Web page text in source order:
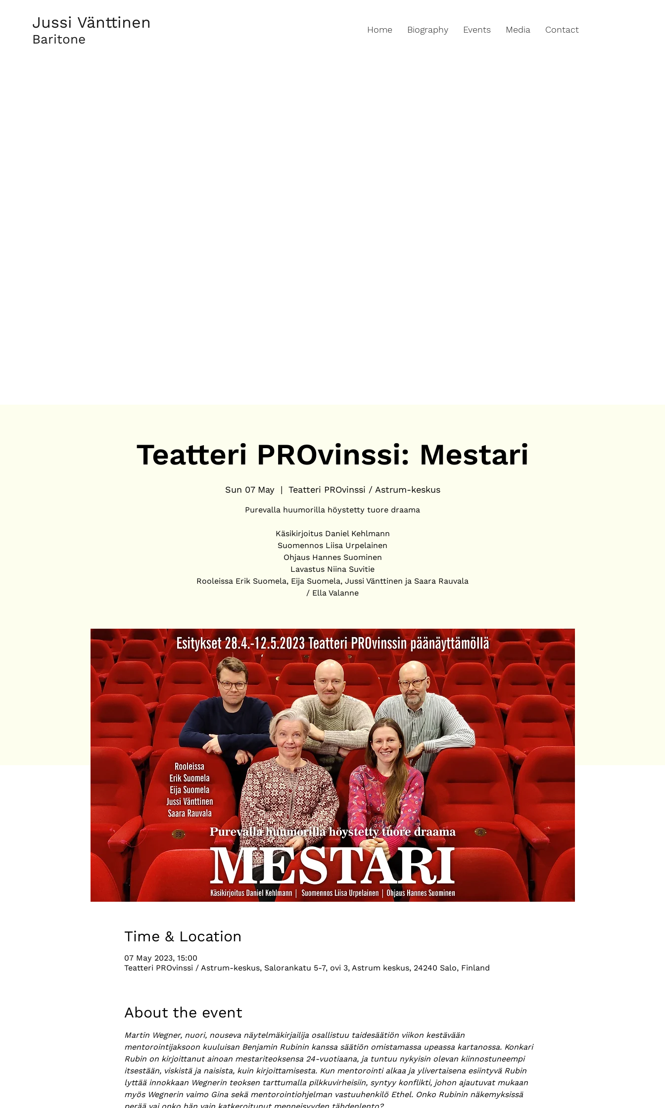
Jussi Vänttinen
Baritone
Home Biography Events Media Contact
Teatteri PROvinssi: Mestari
Sun 07 May
  |
Teatteri PROvinssi / Astrum-keskus
Purevalla huumorilla höystetty tuore draama
Käsikirjoitus Daniel Kehlmann
Suomennos Liisa Urpelainen
Ohjaus Hannes Suominen
Lavastus Niina Suvitie
Rooleissa Erik Suomela, Eija Suomela, Jussi Vänttinen ja Saara Rauvala
/ Ella Valanne
Time & Location
07 May 2023, 15:00
Teatteri PROvinssi / Astrum-keskus, Salorankatu 5-7, ovi 3, Astrum keskus, 24240 Salo, Finland
About the event
Martin Wegner, nuori, nouseva näytelmäkirjailija osallistuu taidesäätiön viikon kestävään
mentorointijaksoon kuuluisan Benjamin Rubinin kanssa säätiön omistamassa upeassa kartanossa. Konkari
Rubin on kirjoittanut ainoan mestariteoksensa 24-vuotiaana, ja tuntuu nykyisin olevan kiinnostuneempi
itsestään, viskistä ja naisista, kuin kirjoittamisesta. Kun mentorointi alkaa ja ylivertaisena esiintyvä Rubin
lyttää innokkaan Wegnerin teoksen tarttumalla pilkkuvirheisiin, syntyy konflikti, johon ajautuvat mukaan
myös Wegnerin vaimo Gina sekä mentorointiohjelman vastuuhenkilö Ethel. Onko Rubinin näkemyksissä